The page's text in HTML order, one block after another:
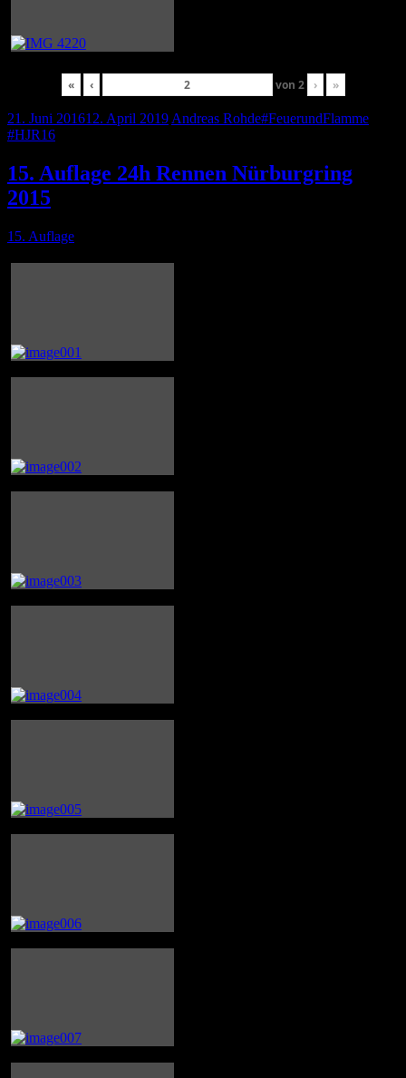
« ‹ von 2 › »
21. Juni 201612. April 2019 Andreas Rohde#FeuerundFlamme
#HJR16
15. Auflage 24h Rennen Nürburgring
2015
15. Auflage